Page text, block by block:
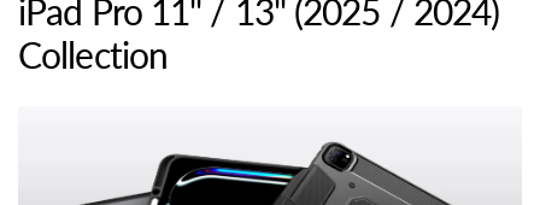
iPad Pro 11" / 13" (2025 / 2024)
Collection